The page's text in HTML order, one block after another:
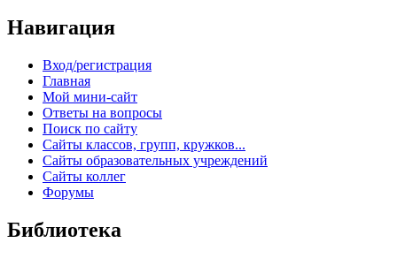
Навигация
Вход/регистрация
Главная
Мой мини-сайт
Ответы на вопросы
Поиск по сайту
Сайты классов, групп, кружков...
Сайты образовательных учреждений
Сайты коллег
Форумы
Библиотека